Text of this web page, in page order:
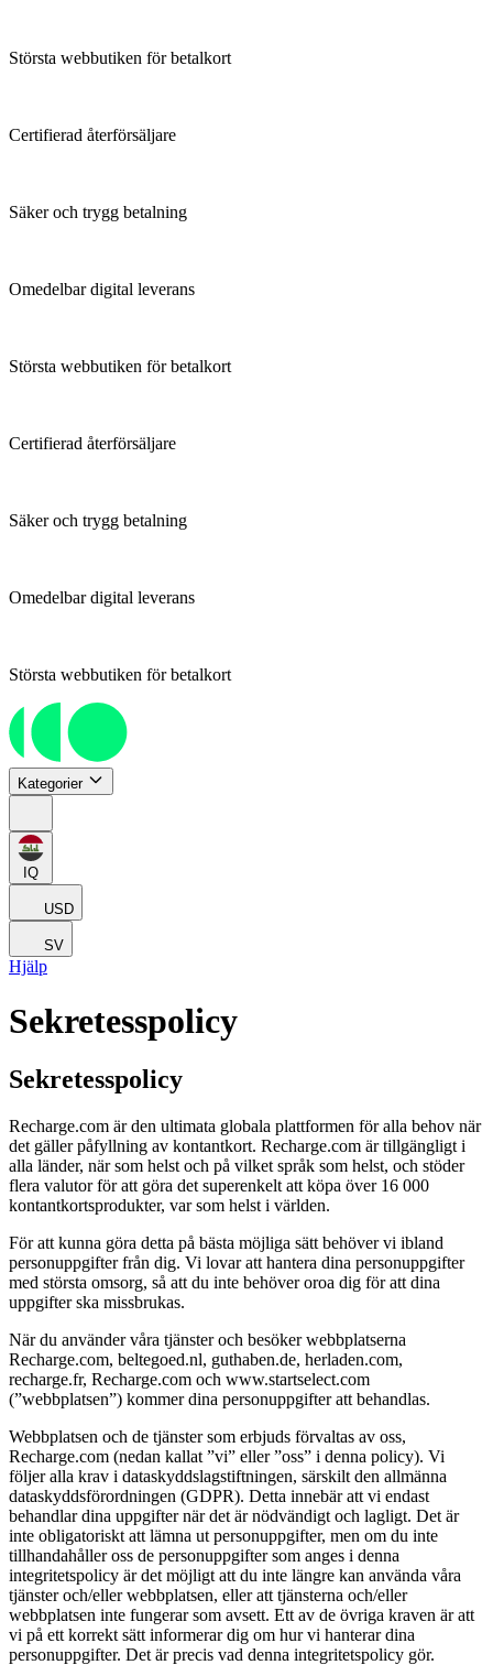
Största webbutiken för betalkort
Certifierad återförsäljare
Säker och trygg betalning
Omedelbar digital leverans
Största webbutiken för betalkort
Certifierad återförsäljare
Säker och trygg betalning
Omedelbar digital leverans
Största webbutiken för betalkort
Kategorier
IQ
USD
SV
Hjälp
Sekretesspolicy
Sekretesspolicy
Recharge.com är den ultimata globala plattformen för alla behov när
det gäller påfyllning av kontantkort. Recharge.com är tillgängligt i
alla länder, när som helst och på vilket språk som helst, och stöder
flera valutor för att göra det superenkelt att köpa över 16 000
kontantkortsprodukter, var som helst i världen.
För att kunna göra detta på bästa möjliga sätt behöver vi ibland
personuppgifter från dig. Vi lovar att hantera dina personuppgifter
med största omsorg, så att du inte behöver oroa dig för att dina
uppgifter ska missbrukas.
När du använder våra tjänster och besöker webbplatserna
Recharge.com, beltegoed.nl, guthaben.de, herladen.com,
recharge.fr, Recharge.com och www.startselect.com
(”webbplatsen”) kommer dina personuppgifter att behandlas.
Webbplatsen och de tjänster som erbjuds förvaltas av oss,
Recharge.com (nedan kallat ”vi” eller ”oss” i denna policy). Vi
följer alla krav i dataskyddslagstiftningen, särskilt den allmänna
dataskyddsförordningen (GDPR). Detta innebär att vi endast
behandlar dina uppgifter när det är nödvändigt och lagligt. Det är
inte obligatoriskt att lämna ut personuppgifter, men om du inte
tillhandahåller oss de personuppgifter som anges i denna
integritetspolicy är det möjligt att du inte längre kan använda våra
tjänster och/eller webbplatsen, eller att tjänsterna och/eller
webbplatsen inte fungerar som avsett. Ett av de övriga kraven är att
vi på ett korrekt sätt informerar dig om hur vi hanterar dina
personuppgifter. Det är precis vad denna integritetspolicy gör.